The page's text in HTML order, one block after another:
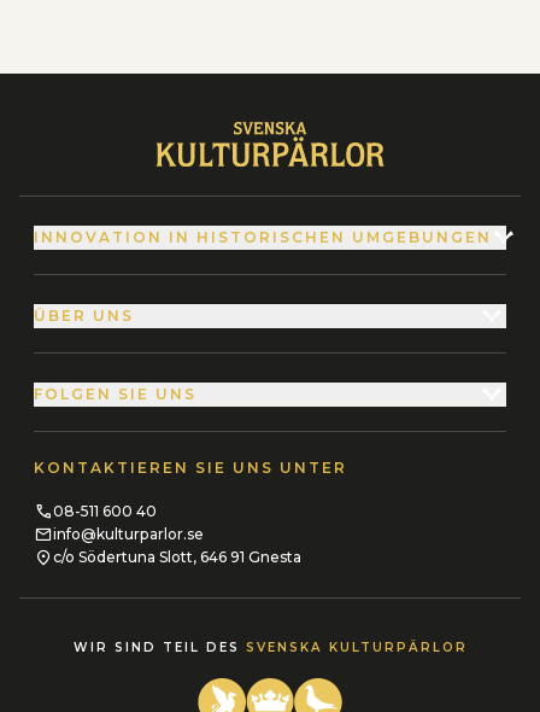
INNOVATION IN HISTORISCHEN UMGEBUNGEN
ÜBER UNS
FOLGEN SIE UNS
KONTAKTIEREN SIE UNS UNTER
08-511 600 40
info@kulturparlor.se
c/o Södertuna Slott, 646 91 Gnesta
WIR SIND TEIL DES SVENSKA KULTURPÄRLOR